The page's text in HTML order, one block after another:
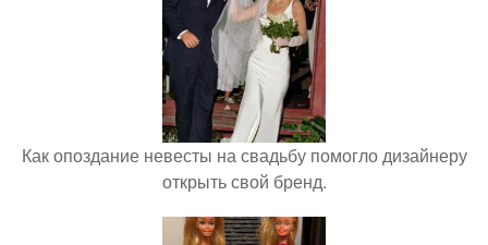
Как опоздание невесты на свадьбу помогло дизайнеру
открыть свой бренд.